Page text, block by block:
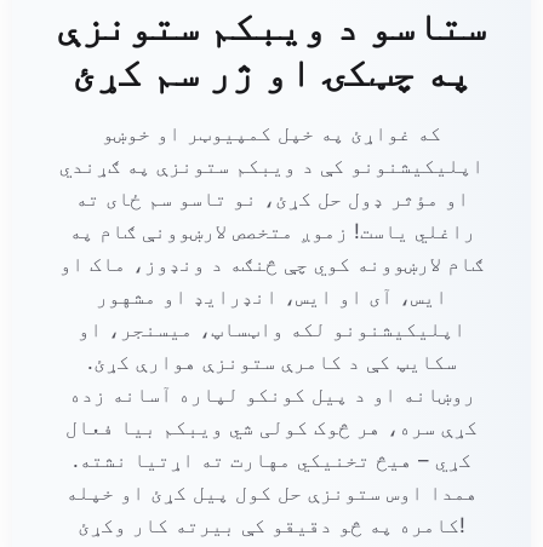
ستاسو د ویبکم ستونزې
په چټکۍ او ژر سم کړئ
که غواړئ په خپل کمپیوټر او خوښو
اپلیکیشنونو کې د ویبکم ستونزې په ګړندي
او مؤثر ډول حل کړئ، نو تاسو سم ځای ته
راغلي یاست! زموږ متخصص لارښوونې ګام په
ګام لارښوونه کوي چې څنګه د ونډوز، ماک او
ایس، آی او ایس، انډرایډ او مشهور
اپلیکیشنونو لکه واټساپ، میسنجر، او
سکایپ کې د کامرې ستونزې هوارې کړئ.
روښانه او د پیل کونکو لپاره آسانه زده
کړې سره، هر څوک کولی شي ویبکم بیا فعال
کړي – هیڅ تخنیکي مهارت ته اړتیا نشته.
همدا اوس ستونزې حل کول پیل کړئ او خپله
کامره په څو دقیقو کې بیرته کار وکړئ!